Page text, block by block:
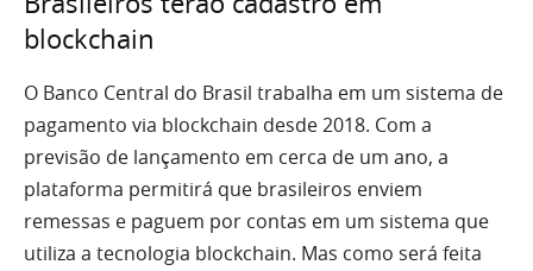
blockchain
O Banco Central do Brasil trabalha em um sistema de
pagamento via blockchain desde 2018. Com a
previsão de lançamento em cerca de um ano, a
plataforma permitirá que brasileiros enviem
remessas e paguem por contas em um sistema que
utiliza a tecnologia blockchain. Mas como será feita